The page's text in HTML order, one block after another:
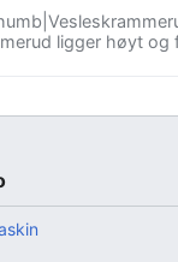
ligger høyt og